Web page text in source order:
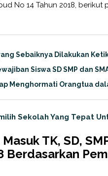
No 14 Tahun 2018, berikut
Sebaiknya Dilakukan
Siswa SD SMP dan
Menghormati Orangtua
Sekolah Yang Tepat
TK, SD,
Berdasarkan